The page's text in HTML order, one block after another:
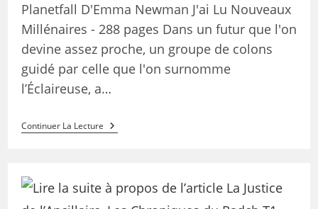
Planetfall D'Emma Newman J'ai Lu Nouveaux
Millénaires - 288 pages Dans un futur que l'on
devine assez proche, un groupe de colons
guidé par celle que l'on surnomme
l’Éclaireuse, a…
Continuer La Lecture